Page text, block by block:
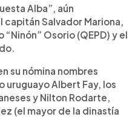
Alba”, aún
capitán Salvador Mariona,
Osorio (QEPD) y el
su nómina nombres
Albert Fay, los
y Nilton Rodarte,
(el mayor de la dinastía